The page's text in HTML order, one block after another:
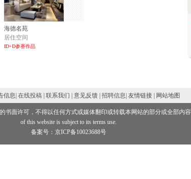
海德名苑
居住空间
ID+D参赛作品
信息| 在线投稿 联系我们 | 意见反馈 | 招聘信息 | 友情链接 | 网站地图
书面许可，不得以任何方式或媒体翻印或转载本网站的部分或全部内容
of this website is subject to its terms use.
备案号：京ICP备10023688号